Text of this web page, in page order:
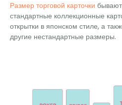
Размер торговой карточки
стандартные коллекционные
открытки в японском стиле, а
другие нестандартные размеры.